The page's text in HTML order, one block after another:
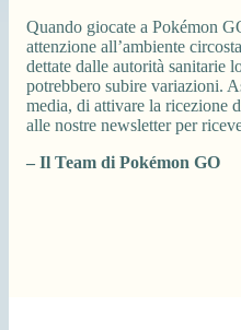
Quando giocate a Pokémon
attenzione all’ambiente
dettate dalle autorità sanitarie
potrebbero subire variazioni.
media, di attivare la ricezione
alle nostre newsletter per
– Il Team di Pokémon GO